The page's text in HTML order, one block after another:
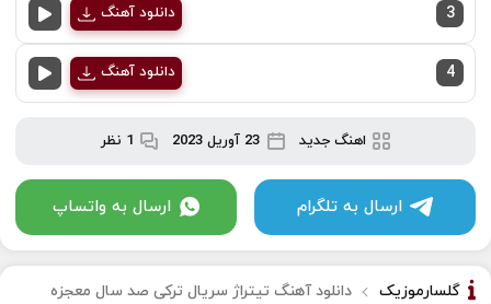
3 دانلود آهنگ
4 دانلود آهنگ
اهنگ جدید 23 آوریل 2023 1 نظر
ارسال به تلگرام ارسال به واتساپ
گلسارموزیک دانلود آهنگ تیتراژ سریال ترکی صد سال معجزه